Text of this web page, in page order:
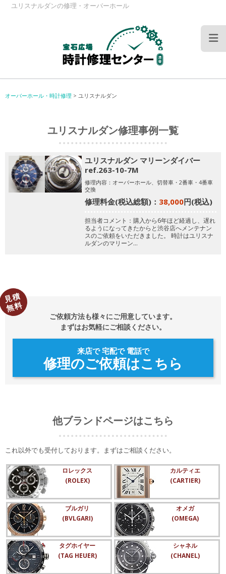
ユリスナルダンの修理・オーバーホール
オーバーホール・時計修理 > ユリスナルダン
ユリスナルダン修理事例一覧
ユリスナルダン マリーンダイバー
ref.263-10-7M
修理内容：オーバーホール、切替車・2番車・4番車
交換
修理料金(税込総額)： 38,000円(税込)
担当者コメント：購入から6年ほど経過し、遅れ
るようになってきたからと渋谷店へメンテナン
スのご依頼をいただきました。
時計はユリスナ
ルダンのマリーン…
ご依頼方法も様々にご用意しています。
まずはお気軽にご相談ください。
来店で 宅配で 電話で
修理のご依頼はこちら
見積
無料
他ブランドページはこちら
これ以外でも受付しております。まずはご相談ください。
ロレックス
(ROLEX)
カルティエ
(CARTIER)
ブルガリ
(BVLGARI)
オメガ
(OMEGA)
タグホイヤー
(TAG HEUER)
シャネル
(CHANEL)